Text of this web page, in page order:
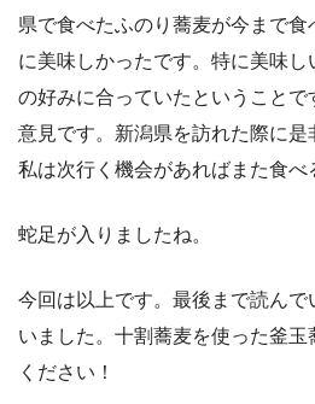
県で食べたふのり蕎麦が今まで
に美味しかったです。特に美味
の好みに合っていたということ
意見です。新潟県を訪れた際に是
私は次行く機会があればまた食べ
蛇足が入りましたね。
今回は以上です。最後まで読ん
いました。十割蕎麦を使った釜
ください！